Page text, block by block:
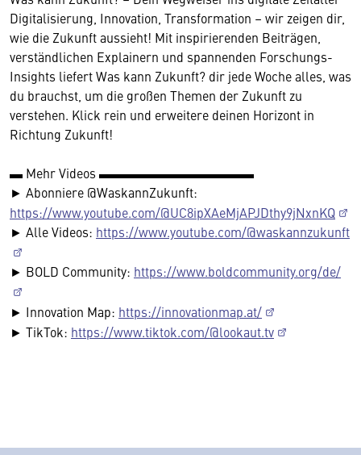
Digitalisierung, Innovation, Transformation – wir zeigen dir,
wie die Zukunft aussieht! Mit inspirierenden Beiträgen,
verständlichen Explainern und spannenden Forschungs-
Insights liefert Was kann Zukunft? dir jede Woche alles, was
du brauchst, um die großen Themen der Zukunft zu
verstehen. Klick rein und erweitere deinen Horizont in
Richtung Zukunft!
▬ Mehr Videos ▬▬▬▬▬▬▬▬▬▬▬▬
► Abonniere @WaskannZukunft:
https://www.youtube.com/@UC8ipXAeMjAPJDthy9jNxnKQ
► Alle Videos: https://www.youtube.com/@waskannzukunft
► BOLD Community: https://www.boldcommunity.org/de/
► Innovation Map: https://innovationmap.at/
► TikTok: https://www.tiktok.com/@lookaut.tv